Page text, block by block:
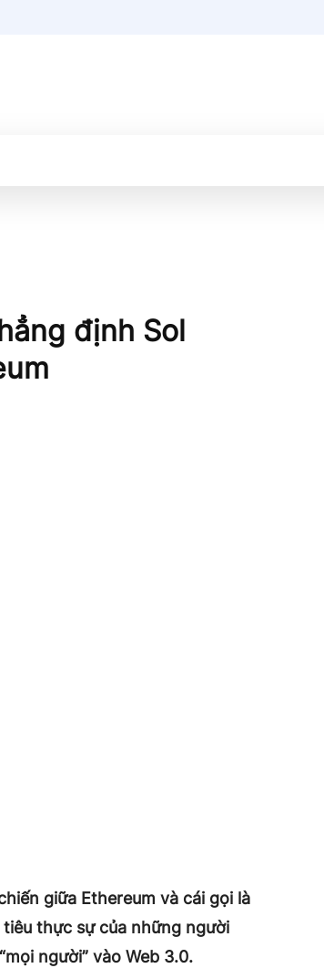
định Sol
giữa Ethereum và cái gọi là
thực sự của những người
người” vào Web 3.0.